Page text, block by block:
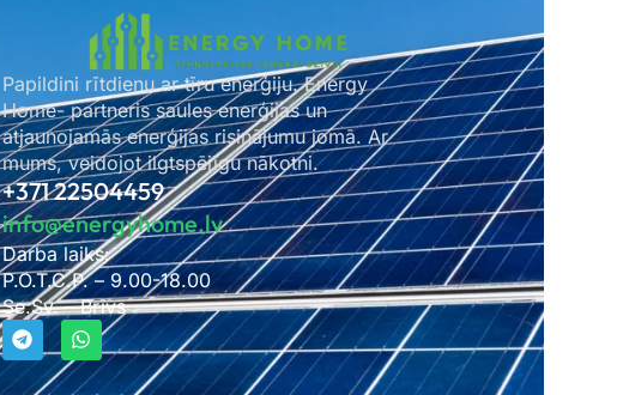
Papildini rītdienu ar tīru enerģiju. Energy
Home- partneris saules enerģijas un
atjaunojamās enerģijas risinājumu jomā. Ar
mums, veidojot ilgtspējīgu nākotni.
+371 22504459
info@energyhome.lv
Darba laiks:
P.O.T.C.P. – 9.00-18.00
Se.Sv. – Brīvs